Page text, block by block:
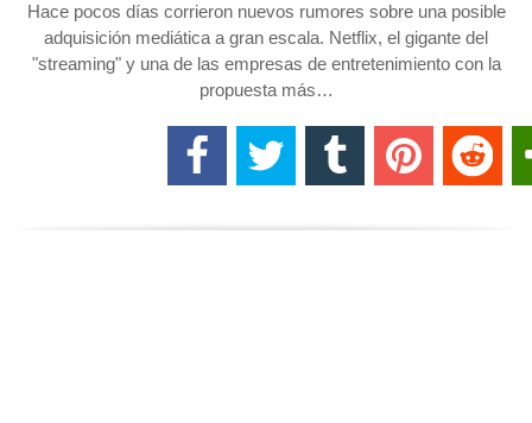
Hace pocos días corrieron nuevos rumores sobre una posible
adquisición mediática a gran escala. Netflix, el gigante del
"streaming" y una de las empresas de entretenimiento con la
propuesta más…